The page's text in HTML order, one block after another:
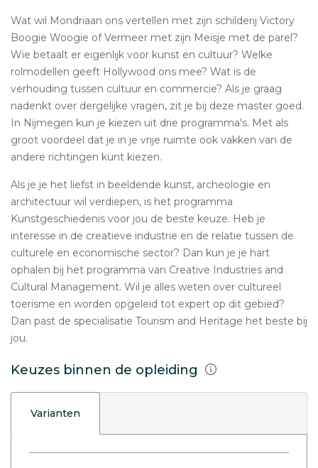
Wat wil Mondriaan ons vertellen met zijn schilderij Victory
Boogie Woogie of Vermeer met zijn Meisje met de parel?
Wie betaalt er eigenlijk voor kunst en cultuur? Welke
rolmodellen geeft Hollywood ons mee? Wat is de
verhouding tussen cultuur en commercie? Als je graag
nadenkt over dergelijke vragen, zit je bij deze master goed.
In Nijmegen kun je kiezen uit drie programma's. Met als
groot voordeel dat je in je vrije ruimte ook vakken van de
andere richtingen kunt kiezen.
Als je je het liefst in beeldende kunst, archeologie en
architectuur wil verdiepen, is het programma
Kunstgeschiedenis voor jou de beste keuze. Heb je
interesse in de creatieve industrie en de relatie tussen de
culturele en economische sector? Dan kun je je hart
ophalen bij het programma van Creative Industries and
Cultural Management. Wil je alles weten over cultureel
toerisme en worden opgeleid tot expert op dit gebied?
Dan past de specialisatie Tourism and Heritage het beste bij
jou.
Keuzes binnen de opleiding
Varianten